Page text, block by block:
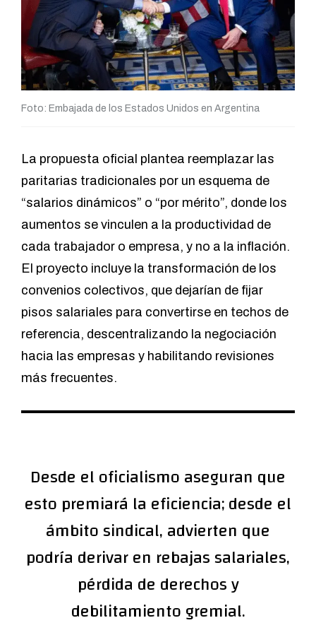
Foto: Embajada de los Estados Unidos en Argentina
La propuesta oficial plantea reemplazar las
paritarias tradicionales por un esquema de
“salarios dinámicos” o “por mérito”, donde los
aumentos se vinculen a la productividad de
cada trabajador o empresa, y no a la inflación.
El proyecto incluye la transformación de los
convenios colectivos, que dejarían de fijar
pisos salariales para convertirse en techos de
referencia, descentralizando la negociación
hacia las empresas y habilitando revisiones
más frecuentes.
Desde el oficialismo aseguran que
esto premiará la eficiencia; desde el
ámbito sindical, advierten que
podría derivar en rebajas salariales,
pérdida de derechos y
debilitamiento gremial.